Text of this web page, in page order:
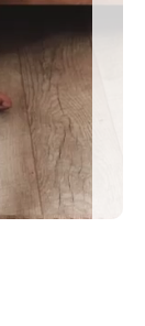
perfekten
eine